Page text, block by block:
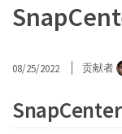
08/25/2022 贡献者